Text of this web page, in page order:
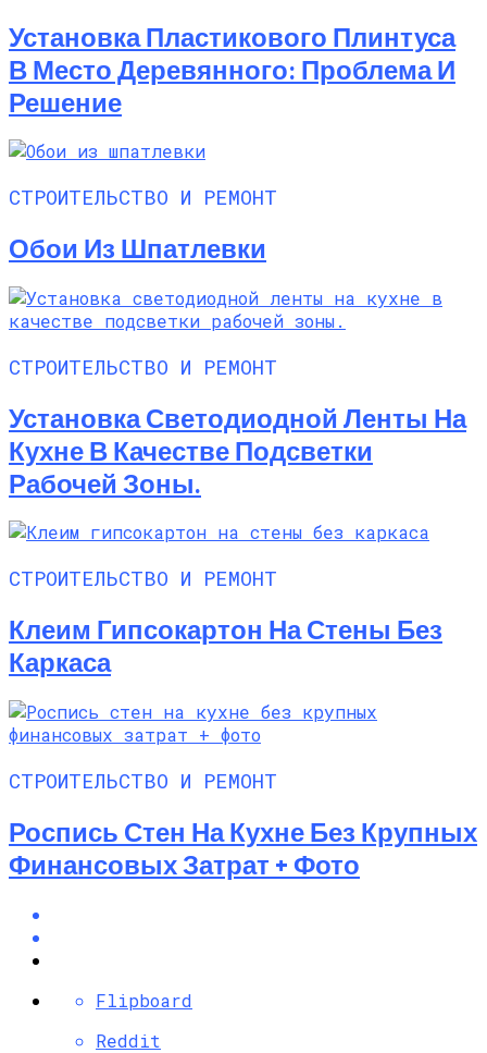
Установка Пластикового Плинтуса
В Место Деревянного: Проблема И
Решение
СТРОИТЕЛЬСТВО И РЕМОНТ
Обои Из Шпатлевки
СТРОИТЕЛЬСТВО И РЕМОНТ
Установка Светодиодной Ленты На
Кухне В Качестве Подсветки
Рабочей Зоны.
СТРОИТЕЛЬСТВО И РЕМОНТ
Клеим Гипсокартон На Стены Без
Каркаса
СТРОИТЕЛЬСТВО И РЕМОНТ
Роспись Стен На Кухне Без Крупных
Финансовых Затрат + Фото
Flipboard
Reddit